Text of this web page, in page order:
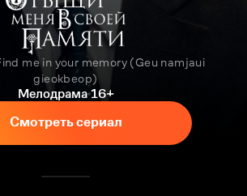
me in your memory (Geu namjaui
gieokbeop)
Мелодрама 16+
Смотреть сериал